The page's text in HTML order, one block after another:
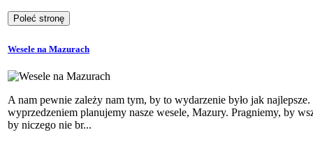
Wesele na Mazurach
A nam pewnie zależy nam tym, by to wydarzenie było jak
wyprzedzeniem planujemy nasze wesele, Mazury. Pragniemy, by
by niczego nie br...